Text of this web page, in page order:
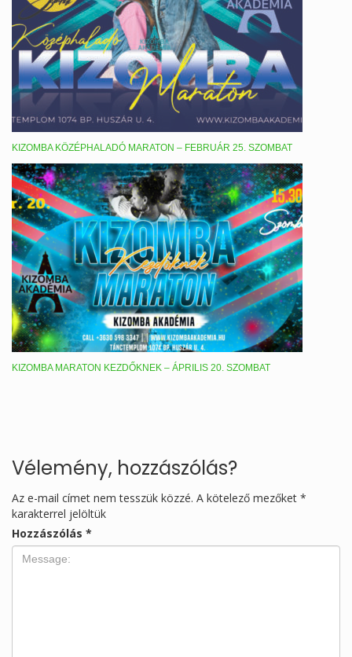
KIZOMBA KÖZÉPHALADÓ MARATON – FEBRUÁR 25. SZOMBAT
KIZOMBA MARATON KEZDŐKNEK – ÁPRILIS 20. SZOMBAT
Vélemény, hozzászólás?
Az e-mail címet nem tesszük közzé. A kötelező mezőket *
karakterrel jelöltük
Hozzászólás *